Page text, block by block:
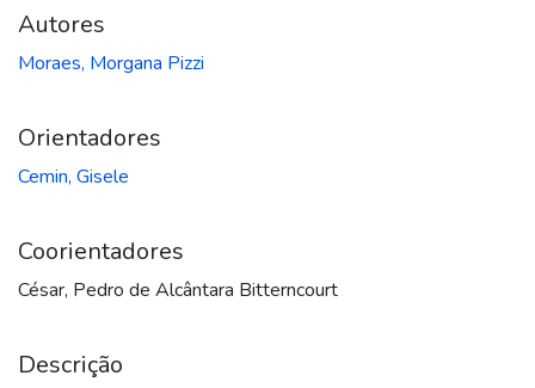
Autores
Moraes, Morgana Pizzi
Orientadores
Cemin, Gisele
Coorientadores
César, Pedro de Alcântara Bitterncourt
Descrição